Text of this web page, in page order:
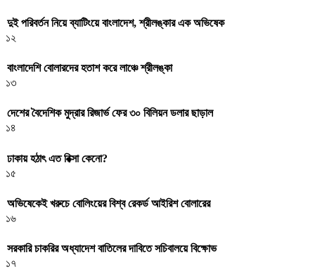
দুই পরিবর্তন নিয়ে ব্যাটিংয়ে বাংলাদেশ, শ্রীলঙ্কার এক অভিষেক
১২
বাংলাদেশি বোলারদের হতাশ করে লাঞ্চে শ্রীলঙ্কা
১৩
দেশের বৈদেশিক মুদ্রার রিজার্ভ ফের ৩০ বিলিয়ন ডলার ছাড়াল
১৪
ঢাকায় হঠাৎ এত রিক্সা কেনো?
১৫
অভিষেকেই খরুচে বোলিংয়ের বিশ্ব রেকর্ড আইরিশ বোলারের
১৬
সরকারি চাকরির অধ্যাদেশ বাতিলের দাবিতে সচিবালয়ে বিক্ষোভ
১৭